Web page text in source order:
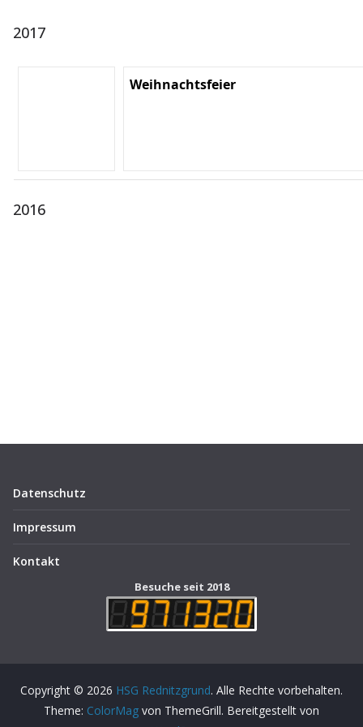
2017
Weihnachtsfeier
2016
Datenschutz
Impressum
Kontakt
Besuche seit 2018
Copyright © 2026 HSG Rednitzgrund. Alle Rechte vorbehalten.
Theme: ColorMag von ThemeGrill. Bereitgestellt von